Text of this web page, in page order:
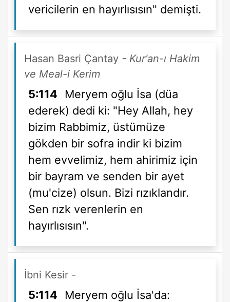
vericilerin en hayırlısısın" demişti.
Hasan Basri Çantay - Kur'an-ı Hakim
ve Meal-i Kerim
5:114
Meryem oğlu İsa (düa
ederek) dedi ki: "Hey Allah, hey
bizim Rabbimiz, üstümüze
gökden bir sofra indir ki bizim
hem evvelimiz, hem ahirimiz için
bir bayram ve senden bir ayet
(mu'cize) olsun. Bizi rızıklandır.
Sen rızk verenlerin en
hayırlısısın".
İbni Kesir -
5:114
Meryem oğlu İsa'da: